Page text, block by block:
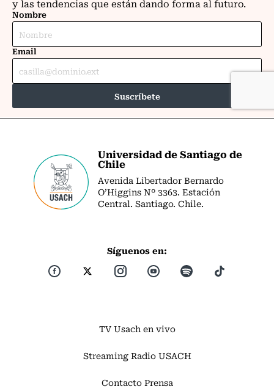
Universidad de Santiago de
Chile
Avenida Libertador Bernardo
O’Higgins Nº 3363. Estación
Central. Santiago. Chile.
Síguenos en:
TV Usach en vivo
Streaming Radio USACH
Contacto Prensa